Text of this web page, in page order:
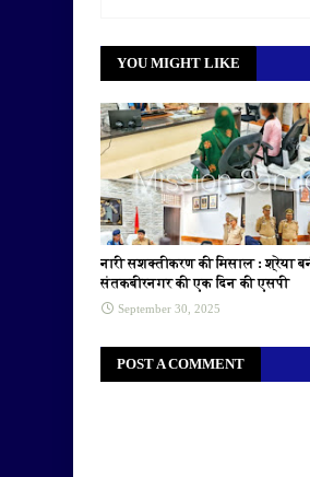
YOU MIGHT LIKE
नारी सशक्तीकरण की मिसाल : श्रेया
संतकबीरनगर की एक दिन की एसपी
September 30, 2025
POST A COMMENT